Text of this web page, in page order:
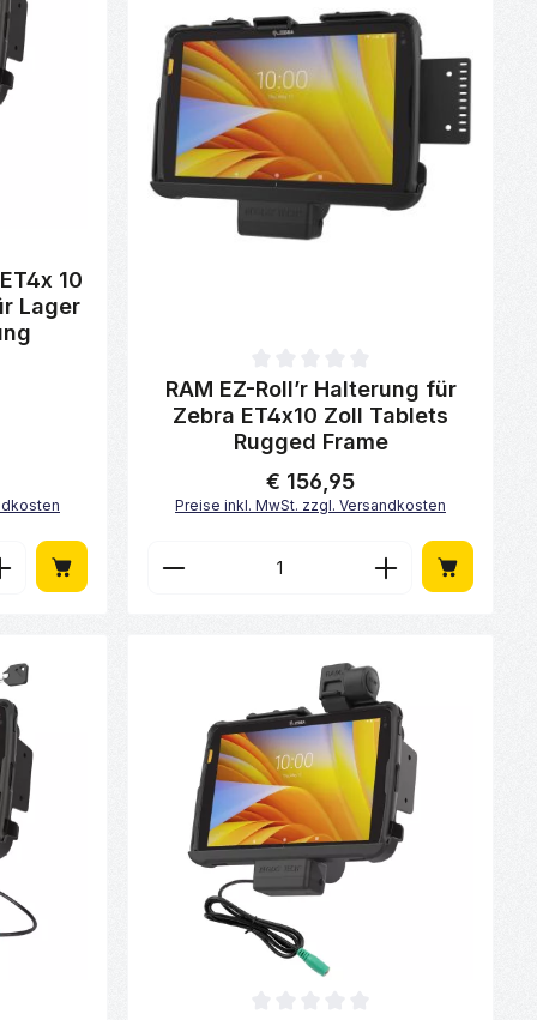
um die Anzahl zu erhöhen oder
oder benutze die Schaltflächen um
0 von 5 Sternen
10
Lager
den gewünschten Wert ein oder
Durchschnittliche Bewertung von 0 von 5 Sternen
RAM EZ-Roll’r Halterung für
Zebra ET4x10 Zoll Tablets
Rugged Frame
Regulärer Preis:
€ 156,95
Preise inkl. MwSt. zzgl. Versandkosten
Produkt Anzahl: Gib den